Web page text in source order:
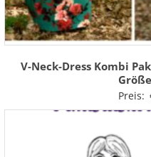
V-Neck-Dress Kombi
Preis: